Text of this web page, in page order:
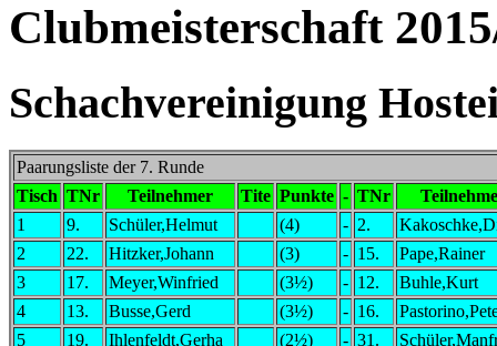
Clubmeisterschaft
Schachvereinigung
Paarungsliste der 7. Runde
Tisch TNr Teilnehmer Tite Punkte - TNr
1
9. Schüler,Helmut (4) - 2.
2
22. Hitzker,Johann (3) - 15.
Pape,Rainer
3
17. Meyer,Winfried (3½) - 12.
Buhle,Kurt
4
13. Busse,Gerd (3½) - 16.
5
19. Ihlenfeldt,Gerha (2½) - 31.